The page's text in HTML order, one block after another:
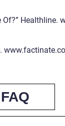
FAQ